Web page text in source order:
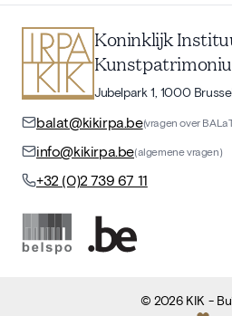
Koninklijk
Jubelpark 1, 1000
balat@kikirpa.be(vragen over
info@kikirpa.be(algemene vragen)
+32 (0)2 739 67 11
©2026 KIK -